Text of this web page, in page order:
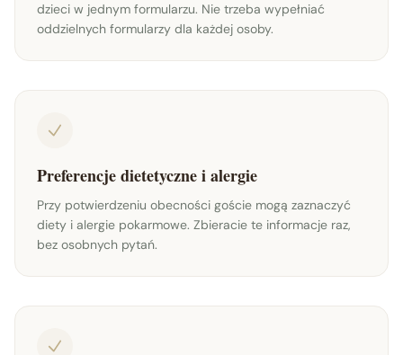
dzieci w jednym formularzu. Nie trzeba wypełniać
oddzielnych formularzy dla każdej osoby.
Preferencje dietetyczne i alergie
Przy potwierdzeniu obecności goście mogą zaznaczyć
diety i alergie pokarmowe. Zbieracie te informacje raz,
bez osobnych pytań.